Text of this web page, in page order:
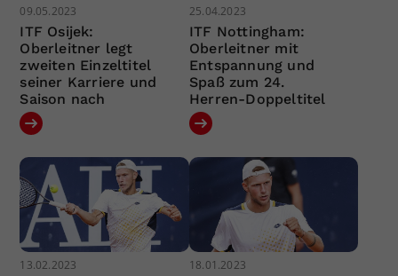
09.05.2023
ITF Osijek:
Oberleitner legt
zweiten Einzeltitel
seiner Karriere und
Saison nach
25.04.2023
ITF Nottingham:
Oberleitner mit
Entspannung und
Spaß zum 24.
Herren-Doppeltitel
13.02.2023 18.01.2023